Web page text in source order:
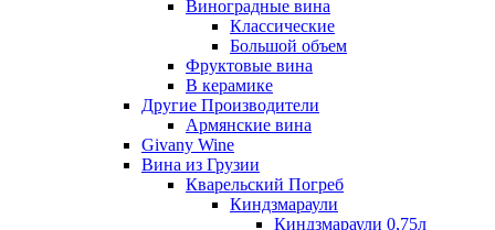
Виноградные вина
Классические
Большой объем
Фруктовые вина
В керамике
Другие Производители
Армянские вина
Givany Wine
Вина из Грузии
Кварельский Погреб
Киндзмараули
Киндзмараули 0,75л